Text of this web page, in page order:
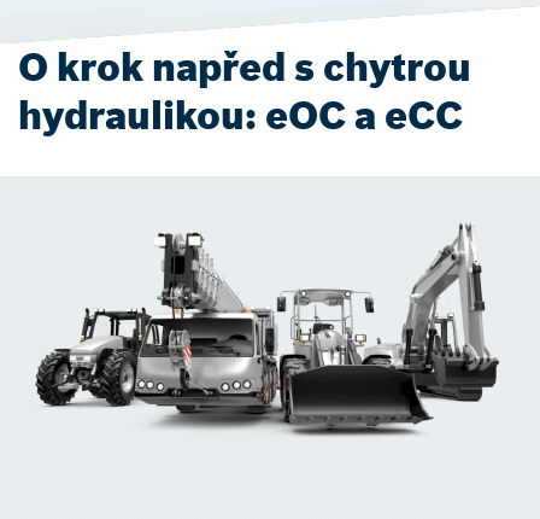
O krok napřed s chytrou
hydraulikou: eOC a eCC